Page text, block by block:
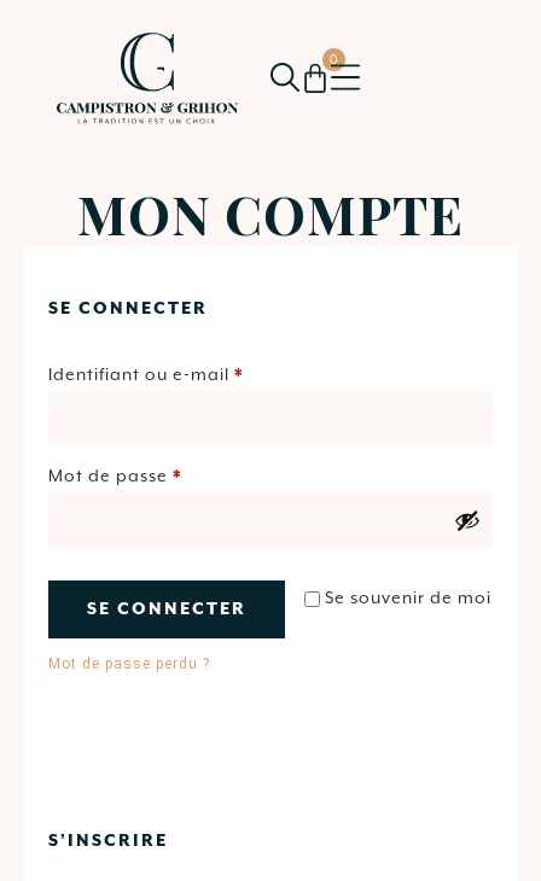
0
MON COMPTE
SE CONNECTER
Identifiant ou e-mail *
Mot de passe *
Se souvenir de moi
SE CONNECTER
Mot de passe perdu ?
S’INSCRIRE